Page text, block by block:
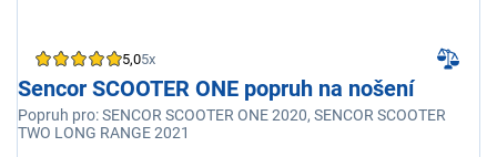
5,05x
Sencor SCOOTER ONE popruh na nošení
Popruh pro: SENCOR SCOOTER ONE 2020, SENCOR SCOOTER
TWO LONG RANGE 2021